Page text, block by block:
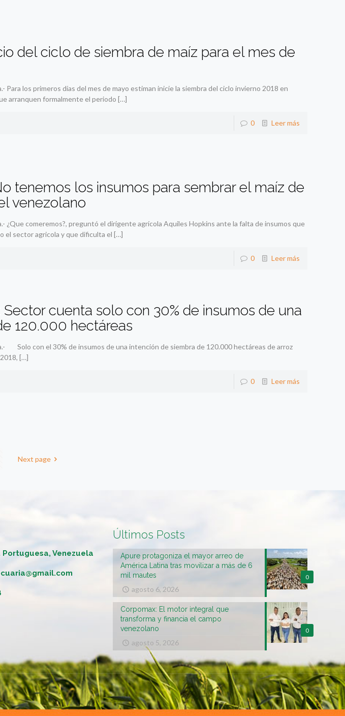
del ciclo de siembra de maíz para el mes de
Para los primeros días del mes de mayo estiman inicie la siembra del ciclo invierno 2018 en
arranquen formalmente el periodo […]
0 Leer más
tenemos los insumos para sembrar el maíz de
venezolano
¿Que comeremos?, preguntó el dirigente agrícola Aquiles Hopkins ante la falta de insumos que
el sector agricola y que dificulta el […]
0 Leer más
Sector cuenta solo con 30% de insumos de una
120.000 hectáreas
Solo con el 30% de insumos de una intención de siembra de 120.000 hectáreas de arroz
[…]
0 Leer más
Next page
Portuguesa, Venezuela
Últimos Posts
0
Apure protagoniza el mayor arreo de
América Latina tras movilizar a más de 6
mil mautes
agosto 6, 2026
0
Corpomax: El motor integral que
transforma y financia el campo
venezolano
agosto 5, 2026